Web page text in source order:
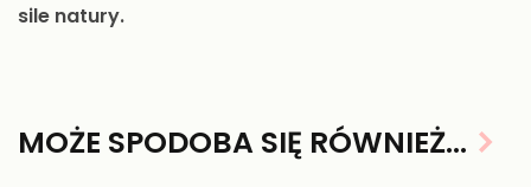
sile natury.
MOŻE SPODOBA SIĘ RÓWNIEŻ…